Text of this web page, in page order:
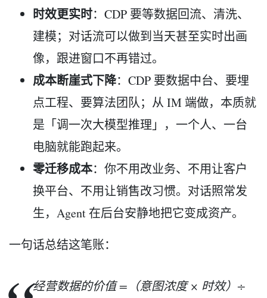
时效更实时：CDP 要等数据回流、清洗、
建模；对话流可以做到当天甚至实时出画
像，跟进窗口不再错过。
成本断崖式下降：CDP 要数据中台、要埋
点工程、要算法团队；从 IM 端做，本质就
是「调一次大模型推理」，一个人、一台
电脑就能跑起来。
零迁移成本：你不用改业务、不用让客户
换平台、不用让销售改习惯。对话照常发
生，Agent 在后台安静地把它变成资产。
一句话总结这笔账：
经营数据的价值 =（意图浓度 × 时效）÷